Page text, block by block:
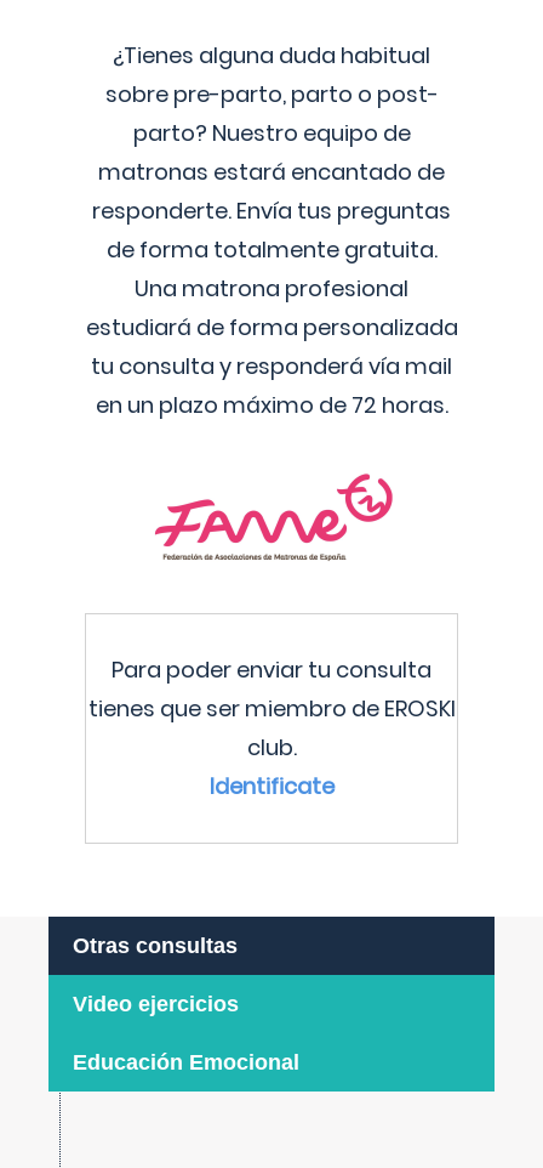
¿Tienes alguna duda habitual
sobre pre-parto, parto o post-
parto? Nuestro equipo de
matronas estará encantado de
responderte. Envía tus preguntas
de forma totalmente gratuita.
Una matrona profesional
estudiará de forma personalizada
tu consulta y responderá vía mail
en un plazo máximo de 72 horas.
Para poder enviar tu consulta
tienes que ser miembro de EROSKI
club.
Identificate
Otras consultas
Video ejercicios
Educación Emocional